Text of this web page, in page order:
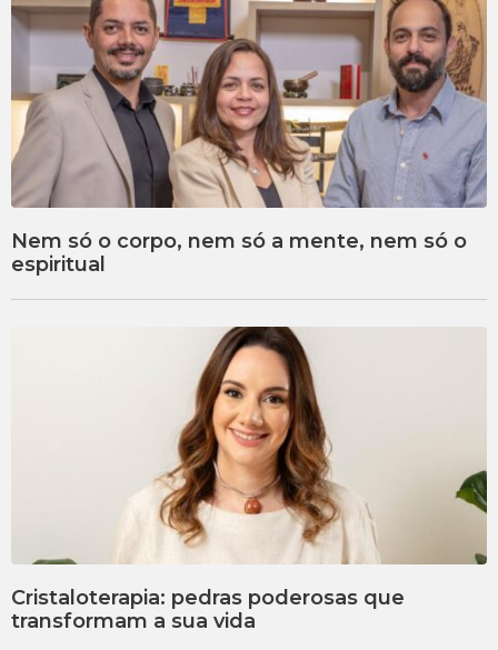
Nem só o corpo, nem só a mente, nem só o
espiritual
Cristaloterapia: pedras poderosas que
transformam a sua vida